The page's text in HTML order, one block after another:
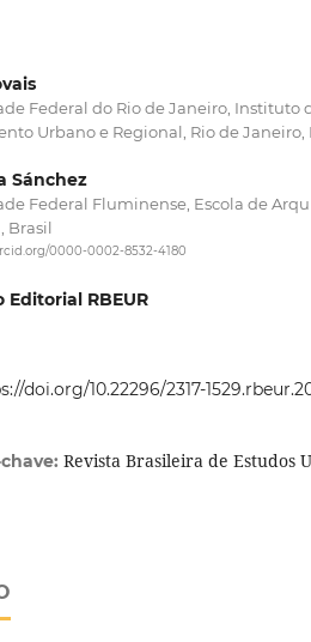
Federal do Rio de Janeiro, Instituto
Urbano e Regional, Rio de Janeiro,
Sánchez
Federal Fluminense, Escola de
Brasil
0000-0002-8532-4180
Editorial RBEUR
doi.org/10.22296/2317-
Revista Brasileira de Estudos